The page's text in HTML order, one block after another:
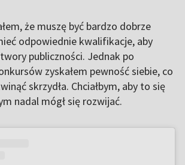
że muszę być bardzo dobrze
odpowiednie kwalifikacje, aby
publiczności. Jednak po
zyskałem pewność siebie, co
skrzydła. Chciałbym, aby to się
nadal mógł się rozwijać.